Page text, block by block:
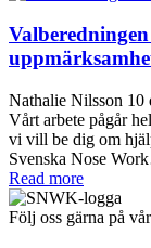
Nathalie Nilsson 10
Vårt arbete pågår
vi vill be dig om
Svenska Nose
Read more
Följ oss gärna på